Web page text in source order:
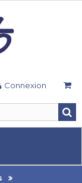
Connexion